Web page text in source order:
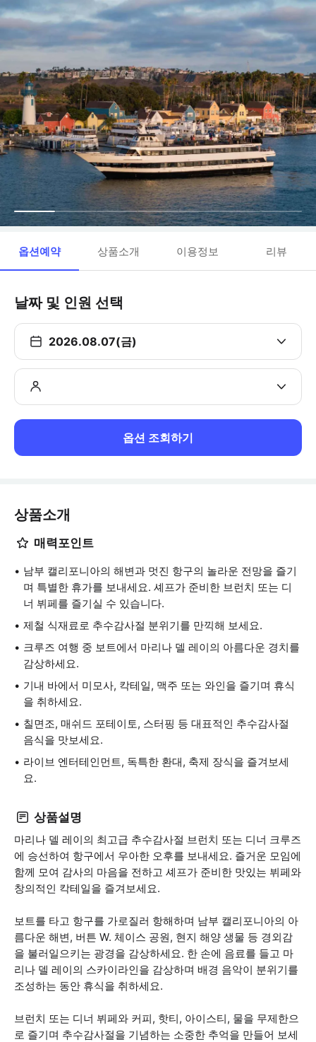
옵션예약 상품소개 이용정보 리뷰
날짜 및 인원 선택
2026.08.07(금)
옵션 조회하기
상품소개
매력포인트
남부 캘리포니아의 해변과 멋진 항구의 놀라운 전망을 즐기
며 특별한 휴가를 보내세요. 셰프가 준비한 브런치 또는 디
너 뷔페를 즐기실 수 있습니다.
제철 식재료로 추수감사절 분위기를 만끽해 보세요.
크루즈 여행 중 보트에서 마리나 델 레이의 아름다운 경치를
감상하세요.
기내 바에서 미모사, 칵테일, 맥주 또는 와인을 즐기며 휴식
을 취하세요.
칠면조, 매쉬드 포테이토, 스터핑 등 대표적인 추수감사절
음식을 맛보세요.
라이브 엔터테인먼트, 독특한 환대, 축제 장식을 즐겨보세
요.
상품설명
마리나 델 레이의 최고급 추수감사절 브런치 또는 디너 크루즈
에 승선하여 항구에서 우아한 오후를 보내세요. 즐거운 모임에
함께 모여 감사의 마음을 전하고 셰프가 준비한 맛있는 뷔페와
창의적인 칵테일을 즐겨보세요.
보트를 타고 항구를 가로질러 항해하며 남부 캘리포니아의 아
름다운 해변, 버튼 W. 체이스 공원, 현지 해양 생물 등 경외감
을 불러일으키는 광경을 감상하세요. 한 손에 음료를 들고 마
리나 델 레이의 스카이라인을 감상하며 배경 음악이 분위기를
조성하는 동안 휴식을 취하세요.
브런치 또는 디너 뷔페와 커피, 핫티, 아이스티, 물을 무제한으
로 즐기며 추수감사절을 기념하는 소중한 추억을 만들어 보세